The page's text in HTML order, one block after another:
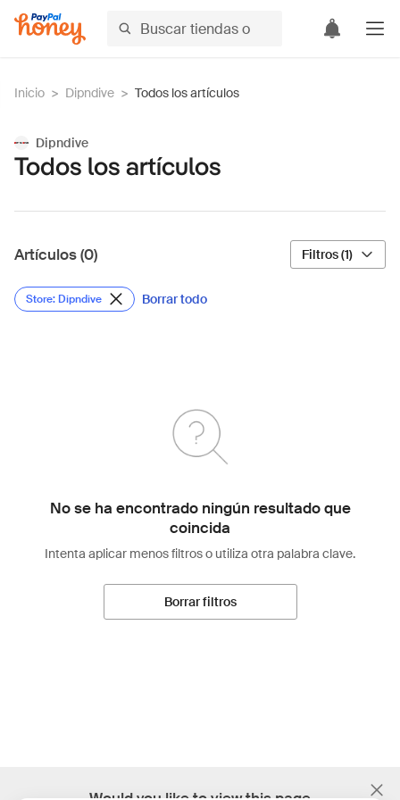
Inicio > Dipndive > Todos los artículos
Dipndive
Todos los artículos
Artículos (0) Filtros (1)
Store: Dipndive Borrar todo
No se ha encontrado ningún resultado que
coincida
Intenta aplicar menos filtros o utiliza otra palabra clave.
Borrar filtros